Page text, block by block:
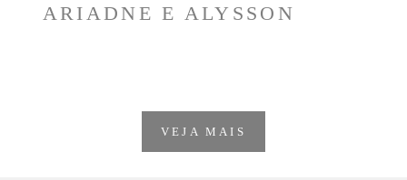
ARIADNE E ALYSSON
VEJA MAIS